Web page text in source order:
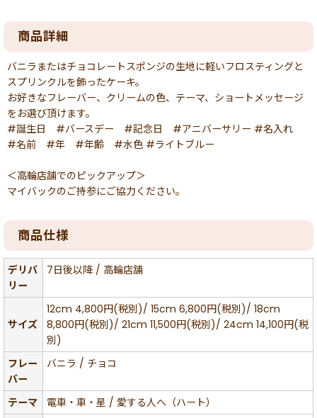
商品詳細
バニラまたはチョコレートスポンジの生地に軽いフロスティングと
スプリンクルを飾ったケーキ。
お好きなフレーバー、クリームの色、テーマ、ショートメッセージ
をお選び頂けます。
#誕生日 #バースデー #記念日 #アニバーサリー #名入れ
#名前 #年 #年齢 #水色 #ライトブルー
＜高輪店舗でのピックアップ＞
マイバックのご持参にご協力ください。
商品仕様
デリバ
リー
7日後以降 / 高輪店舗
サイズ
12cm 4,800円(税別)/ 15cm 6,800円(税別)/ 18cm
8,800円(税別)/ 21cm 11,500円(税別)/ 24cm 14,100円(税
別)
フレー
バー
バニラ / チョコ
テーマ
電車・車・星 / 愛する人へ（ハート）